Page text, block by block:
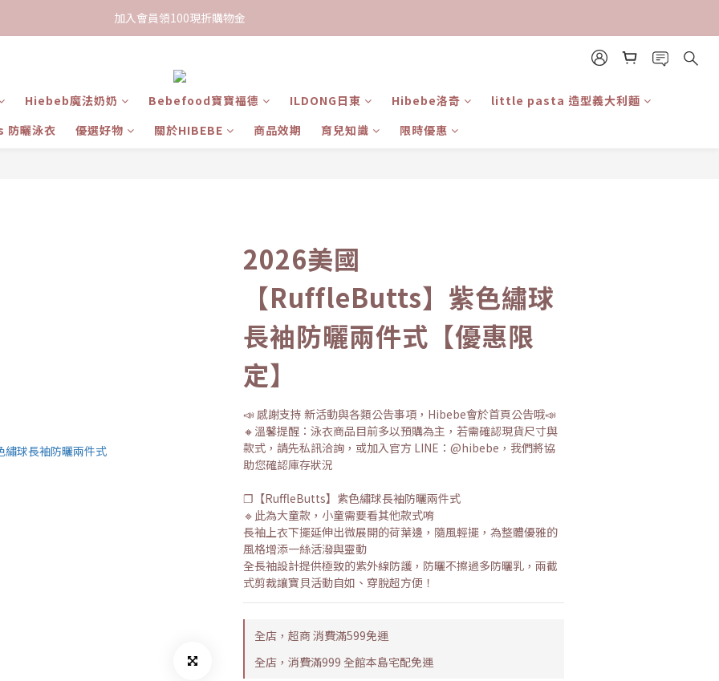
限時下單送餅乾乙包，滿$999免運
加入會員領100現折購物金
Hiebeb魔法奶奶 Bebefood寶寶福德 ILDONG日東 Hibebe洛奇
little pasta 造型義大利麵
曬泳衣
優選好物 關於HIBEBE 商品效期 育兒知識 限時優惠
2026美國
【RuffleButts】紫色繡球
長袖防曬兩件式【優惠限
定】
📣 感謝支持 新活動與各類公告事項，Hibebe會於首頁公告哦📣
🔸溫馨提醒：泳衣商品目前多以預購為主，若需確認現貨尺寸與
款式，請先私訊洽詢，或加入官方 LINE：@hibebe，我們將協
助您確認庫存狀況
❐【RuffleButts】紫色繡球長袖防曬兩件式
🔹此為大童款，小童需要看其他款式唷
長袖上衣下擺延伸出微展開的荷葉邊，隨風輕擺，為整體優雅的
風格增添一絲活潑與靈動
全長袖設計提供極致的紫外線防護，防曬不擦過多防曬乳，兩截
式剪裁讓寶貝活動自如、穿脫超方便！
全店，超商 消費滿599免運
全店，消費滿999 全館本島宅配免運